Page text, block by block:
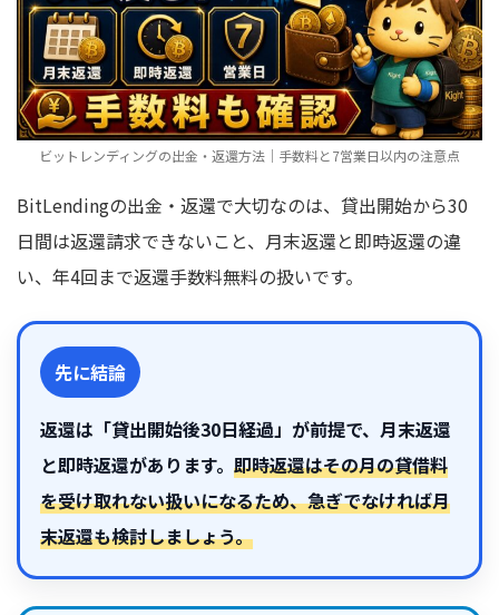
ビットレンディングの出金・返還方法｜手数料と7営業日以内の注意点
BitLendingの出金・返還で大切なのは、貸出開始から30
日間は返還請求できないこと、月末返還と即時返還の違
い、年4回まで返還手数料無料の扱いです。
先に結論
返還は「貸出開始後30日経過」が前提で、月末返還
と即時返還があります。 即時返還はその月の貸借料
を受け取れない扱いになるため、急ぎでなければ月
末返還も検討しましょう。